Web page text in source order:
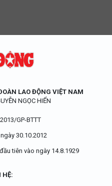
LAO ĐỘNG VIỆT NAM
NGỌC HIỂN
2013/GP-BTTT
ngày 30.10.2012
tiên vào ngày 14.8.1929
HỆ: